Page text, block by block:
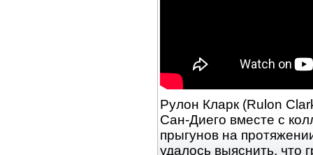
Рулон Кларк (Rulon
Сан-Диего вместе с
прыгунов на
удалось выяснить, что